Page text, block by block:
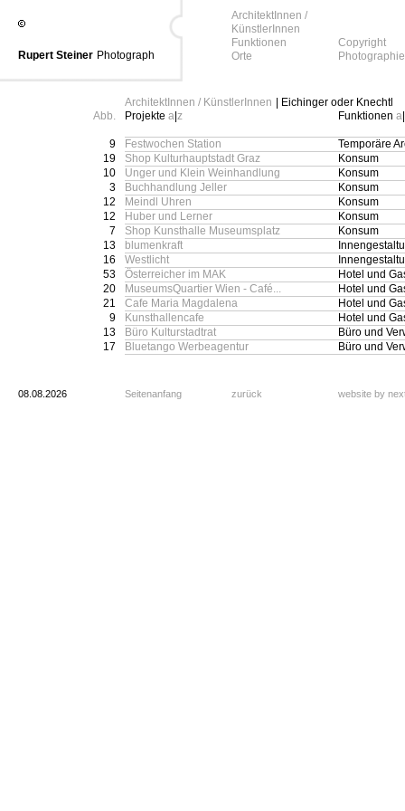
Rupert Steiner Photograph
ArchitektInnen /
KünstlerInnen
Funktionen
Orte
Copyright
Photographie
ArchitektInnen / KünstlerInnen
| Eichinger oder Knechtl
Abb.
Projekte a z Funktionen a
9 Festwochen Station
Temporäre
19
Shop Kulturhauptstadt Graz
Konsum
10
Unger und Klein Weinhandlung
Konsum
3
Buchhandlung Jeller
Konsum
12
Meindl Uhren
Konsum
12
Huber und Lerner
Konsum
7
Shop Kunsthalle Museumsplatz
Konsum
13
blumenkraft
16
Westlicht
53
Österreicher im MAK
Hotel und
20
MuseumsQuartier Wien - Café...
Hotel und
21
Cafe Maria Magdalena
Hotel und
9
Kunsthallencafe
Hotel und
13
Büro Kulturstadtrat
Büro und
17
Bluetango Werbeagentur Büro und
08.08.2026 Seitenanfang zurück website by